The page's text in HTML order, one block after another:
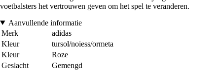
voetbalsters het vertrouwen geven om het spel te veranderen.
Aanvullende informatie
Merk
adidas
Kleur
tursol/noiess/ormeta
Kleur
Roze
Geslacht
Gemengd